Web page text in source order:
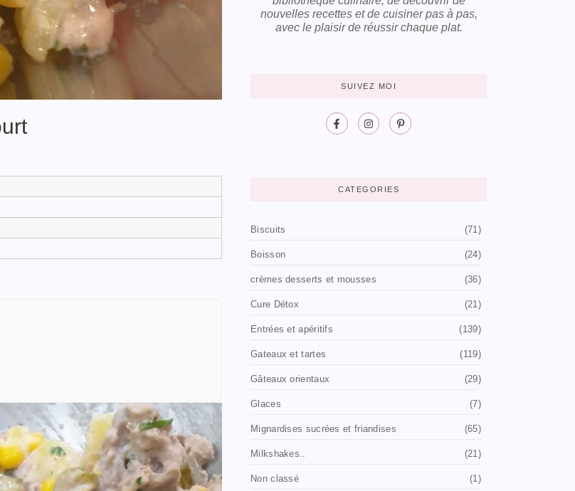
nouvelles recettes et de cuisiner pas à pas,
avec le plaisir de réussir chaque plat.
SUIVEZ MOI
CATEGORIES
Biscuits (71)
Boisson (24)
crèmes desserts et mousses (36)
Cure Détox (21)
Entrées et apéritifs (139)
Gateaux et tartes (119)
Gâteaux orientaux (29)
Glaces (7)
Mignardises sucrées et friandises (65)
Milkshakes.. (21)
Non classé (1)